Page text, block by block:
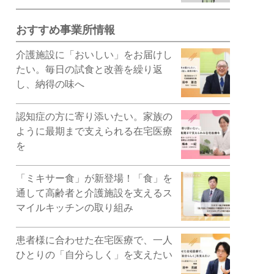
おすすめ事業所情報
介護施設に「おいしい」をお届けし
たい。毎日の試食と改善を繰り返
し、納得の味へ
認知症の方に寄り添いたい。家族の
ように最期まで支えられる在宅医療
を
「ミキサー食」が新登場！「食」を
通して高齢者と介護施設を支えるス
マイルキッチンの取り組み
患者様に合わせた在宅医療で、一人
ひとりの「自分らしく」を支えたい